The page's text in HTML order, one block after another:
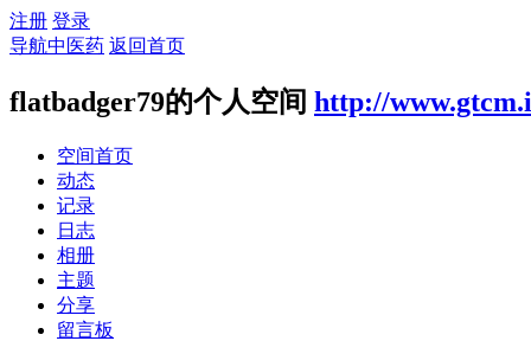
注册 登录
导航中医药 返回首页
flatbadger79的个人空间 http://
空间首页
动态
记录
日志
相册
主题
分享
留言板